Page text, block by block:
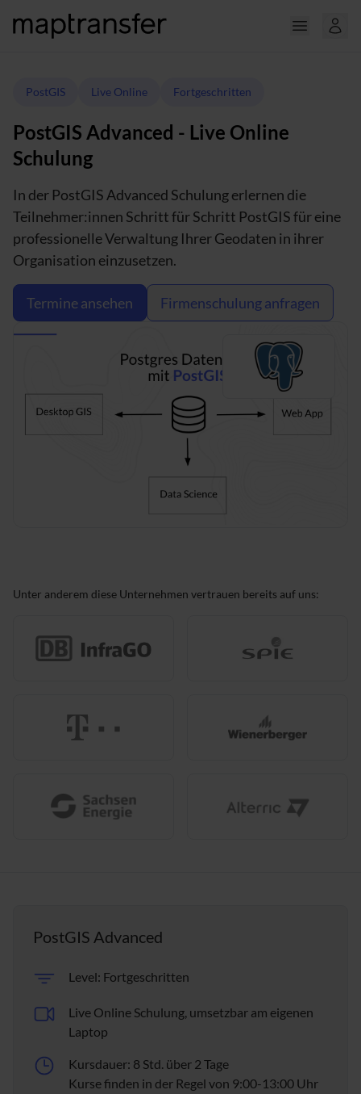
PostGIS Live Online Fortgeschritten
PostGIS Advanced - Live Online
Schulung
In der PostGIS Advanced Schulung erlernen die
Teilnehmer:innen Schritt für Schritt PostGIS für eine
professionelle Verwaltung Ihrer Geodaten in ihrer
Organisation einzusetzen.
Termine ansehen Firmenschulung anfragen
Unter anderem diese Unternehmen vertrauen bereits auf uns:
PostGIS Advanced
Level: Fortgeschritten
Live Online Schulung, umsetzbar am eigenen
Laptop
Kursdauer: 8 Std. über 2 Tage
Kurse finden in der Regel von 9:00-13:00 Uhr